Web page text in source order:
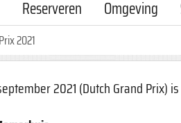
Reserveren Omgeving
2021
2021 (Dutch Grand